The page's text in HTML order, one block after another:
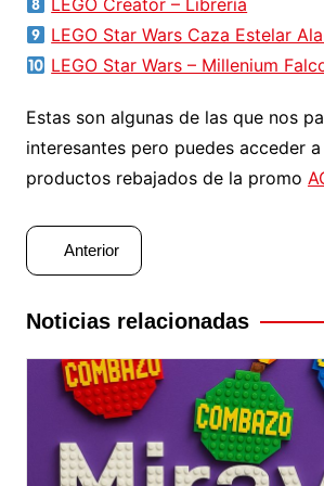
LEGO Creator – Librería
LEGO Star Wars Caza Estelar
LEGO Star Wars – Millenium
Estas son algunas de las que nos
interesantes pero puedes acceder
productos rebajados de la promo
Navegación
de
entradas
Anterior
Noticias relacionadas